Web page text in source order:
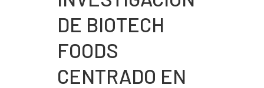
DE BIOTECH
FOODS
CENTRADO EN